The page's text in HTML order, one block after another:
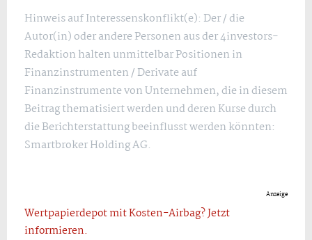
Hinweis auf Interessenskonflikt(e): Der / die
Autor(in) oder andere Personen aus der 4investors-
Redaktion halten unmittelbar Positionen in
Finanzinstrumenten / Derivate auf
Finanzinstrumente von Unternehmen, die in diesem
Beitrag thematisiert werden und deren Kurse durch
die Berichterstattung beeinflusst werden könnten:
Smartbroker Holding AG.
Anzeige
Wertpapierdepot mit Kosten-Airbag? Jetzt
informieren.